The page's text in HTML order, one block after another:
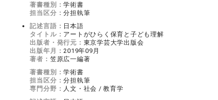
著書種別：学術書
担当区分：分担執筆
記述言語： 日本語
タイトル： アートがひらく保育と子ども理解
出版者・発行元： 東京学芸大学出版会
出版年月： 2019年09月
著者： 笠原広一編著
著書種別：学術書
担当区分：分担執筆
専門分野： 人文・社会 / 教育学